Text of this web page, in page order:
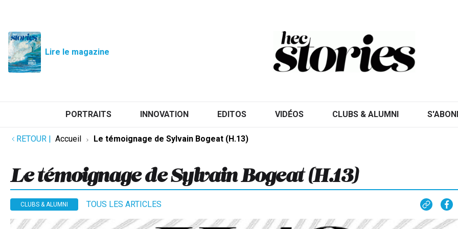
Lire le magazine
PORTRAITS INNOVATION EDITOS VIDÉOS CLUBS & ALUMNI
RETOUR | Accueil Le témoignage de Sylvain Bogeat (H.13)
Le témoignage de Sylvain Bogeat (H.13)
CLUBS & ALUMNI TOUS LES ARTICLES